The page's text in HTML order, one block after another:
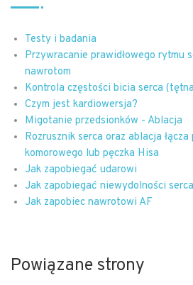
Testy i badania
Przywracanie prawidłowego rytmu
nawrotom
Kontrola częstości bicia serca
Czym jest kardiowersja?
Migotanie przedsionków - Ablacja
Rozrusznik serca oraz ablacja
komorowego lub pęczka Hisa
Jak zapobiegać udarowi
Jak zapobiegać niewydolności serca
Jak zapobiec nawrotowi AF
Powiązane strony